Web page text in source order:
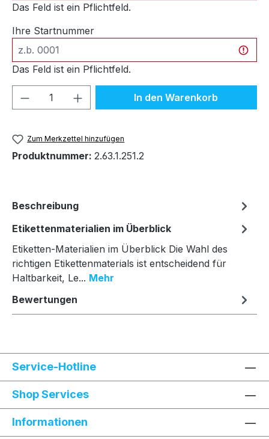
Das Feld ist ein Pflichtfeld.
Ihre Startnummer
Das Feld ist ein Pflichtfeld.
Produkt Anzahl: Gib denIn den Warenkorb
Zum Merkzettel hinzufügen
Produktnummer: 2.63.1.251.2
Beschreibung
Etikettenmaterialien im Überblick
Etiketten-Materialien im Überblick Die Wahl des
richtigen Etikettenmaterials ist entscheidend für
Haltbarkeit, Le... Mehr
Bewertungen
Service-Hotline
Shop Services
Informationen